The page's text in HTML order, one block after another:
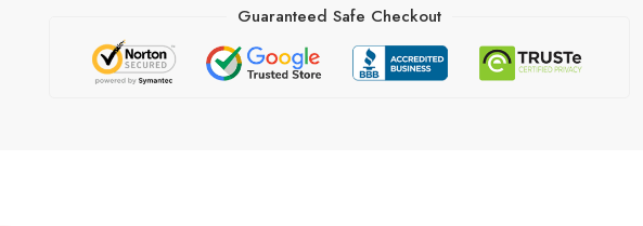
Guaranteed Safe Checkout